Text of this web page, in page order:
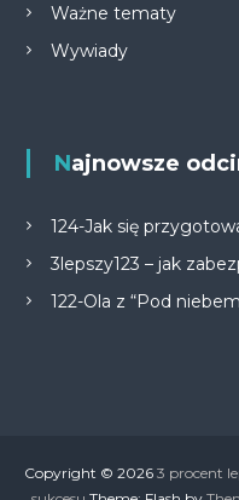
Ważne tematy
Wywiady
Najnowsze
124-Jak się
3lepszy123 – jak
122-Ola z “Pod
Copyright © 2026 3 procent